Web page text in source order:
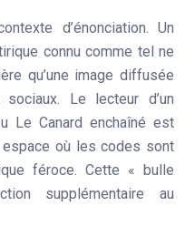
d’énonciation. Un
connu comme tel ne
qu’une image diffusée
Le lecteur d’un
Le Canard enchaîné est
où les codes sont
féroce. Cette « bulle
supplémentaire au